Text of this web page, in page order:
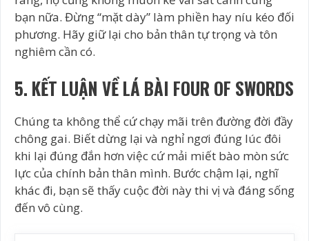
bạn nữa. Đừng “mặt dày” làm phiền hay níu kéo đối
phương. Hãy giữ lại cho bản thân tự trọng và tôn
nghiêm cần có.
5. KẾT LUẬN VỀ LÁ BÀI FOUR OF SWORDS
Chúng ta không thể cứ chạy mãi trên đường đời đầy
chông gai. Biết dừng lại và nghỉ ngơi đúng lúc đôi
khi lại đúng đắn hơn việc cứ mải miết bào mòn sức
lực của chính bản thân mình. Bước chậm lại, nghĩ
khác đi, bạn sẽ thấy cuộc đời này thi vị và đáng sống
đến vô cùng.